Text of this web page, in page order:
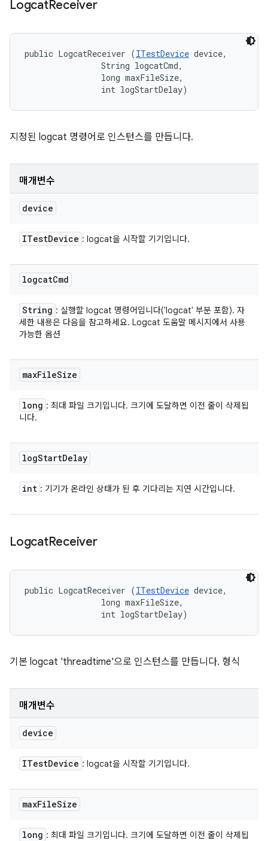
LogcatReceiver
public LogcatReceiver (ITestDevice device,
                String logcatCmd,
                long maxFileSize,
                int logStartDelay)
지정된 logcat 명령어로 인스턴스를 만듭니다.
매개변수
device
ITestDevice : logcat을 시작할 기기입니다.
logcatCmd
String : 실행할 logcat 명령어입니다('logcat' 부분 포함). 자
세한 내용은 다음을 참고하세요. Logcat 도움말 메시지에서 사용
가능한 옵션
maxFileSize
long : 최대 파일 크기입니다. 크기에 도달하면 이전 줄이 삭제됩
니다.
logStartDelay
int : 기기가 온라인 상태가 된 후 기다리는 지연 시간입니다.
LogcatReceiver
public LogcatReceiver (ITestDevice device,
                long maxFileSize,
                int logStartDelay)
기본 logcat 'threadtime'으로 인스턴스를 만듭니다. 형식
매개변수
device
ITestDevice : logcat을 시작할 기기입니다.
maxFileSize
long : 최대 파일 크기입니다. 크기에 도달하면 이전 줄이 삭제됩